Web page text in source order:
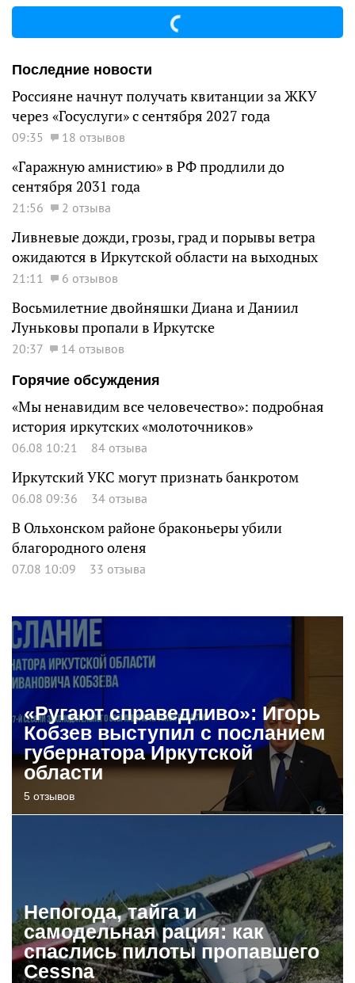
Последние новости
Россияне начнут получать квитанции за ЖКУ
через «Госуслуги» с сентября 2027 года
09:35 18 отзывов
«Гаражную амнистию» в РФ продлили до
сентября 2031 года
21:56 2 отзыва
Ливневые дожди, грозы, град и порывы ветра
ожидаются в Иркутской области на выходных
21:11 6 отзывов
Восьмилетние двойняшки Диана и Даниил
Луньковы пропали в Иркутске
20:37
14 отзывов
Горячие обсуждения
«Мы ненавидим все человечество»: подробная
история иркутских «молоточников»
06.08 10:21 84 отзыва
Иркутский УКС могут признать банкротом
06.08 09:36 34 отзыва
В Ольхонском районе браконьеры убили
благородного оленя
07.08 10:09 33 отзыва
«Ругают справедливо»: Игорь
Кобзев выступил с посланием
губернатора Иркутской
области
5 отзывов
Непогода, тайга и
самодельная рация: как
спаслись пилоты пропавшего
Cessna